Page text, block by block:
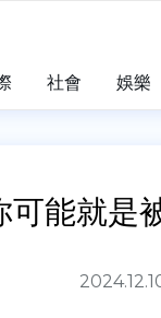
社會 娛樂
可能就